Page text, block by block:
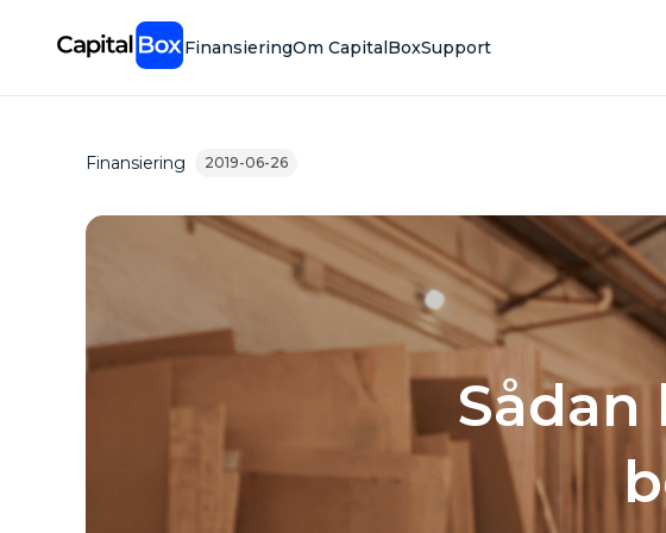
FinansieringOm CapitalBoxSupport
Finansiering 2019-06-26
Sådan